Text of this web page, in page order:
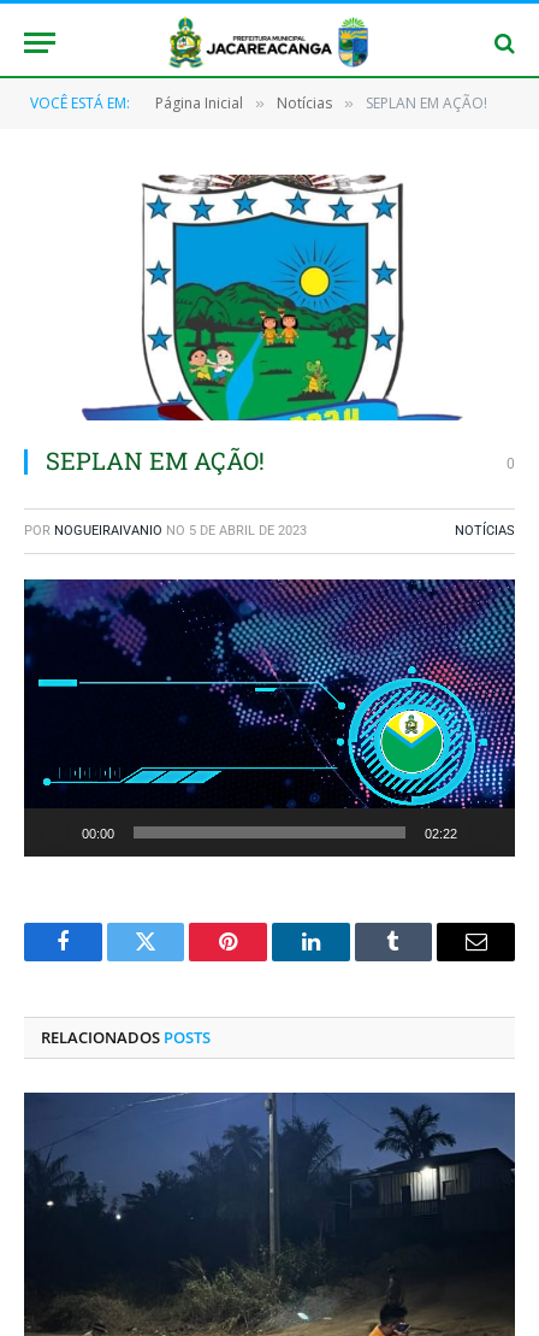
VOCÊ ESTÁ EM: Página Inicial » Notícias » SEPLAN EM AÇÃO!
SEPLAN EM AÇÃO! 0
POR NOGUEIRAIVANIO NO 5 DE ABRIL DE 2023 NOTÍCIAS
Tocador
de
vídeo
00:00 02:22
FacebookTwitter Pinterest O
Tumblr
E-
RELACIONADOS POSTS